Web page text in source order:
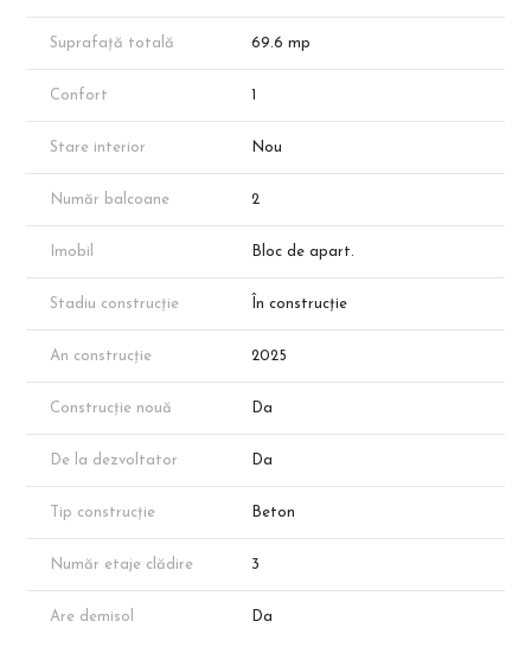
lumină naturală maximă.
Vizitează site-ul CleverImobiliare.ro și descoperă oferta completă
măsurătorilor cadastrale.
*Randările sunt generate cu AI pe baza planului apartamentului și
reprezintă o simulare orientativă a spațiilor, fără caracter
Programează o vizionare chiar astăzi cu reprezentantul direct al
dezvoltatorului!
Suprafață totală 69.6 mp
Confort 1
Stare interior Nou
Număr balcoane 2
Imobil Bloc de apart.
Stadiu construcție În construcție
An construcție 2025
Construcție nouă Da
De la dezvoltator Da
Tip construcție Beton
Număr etaje clădire 3
Are demisol Da